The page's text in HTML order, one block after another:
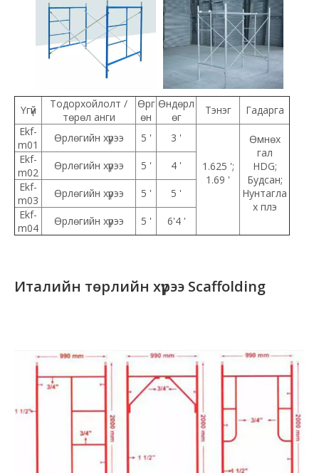
Үгүй
Тодорхойлолт /
төрөл анги
Өрг
өн
Өндөрл
өг
Тэнэг
Гадарга
Ekf-
m01
Өрлөгийн хүрээ 5 ' 3 '
1.625 ';
1.69 '
Өмнөх
гал
HDG;
Будсан;
Нунтагла
х плэ
Ekf-
m02
Өрлөгийн хүрээ 5 '
4 '
Ekf-
m03
Өрлөгийн хүрээ 5 '
5 '
Ekf-
m04
Өрлөгийн хүрээ 5 ' 6'4 '
Италийн төрлийн хүрээ Scaffolding